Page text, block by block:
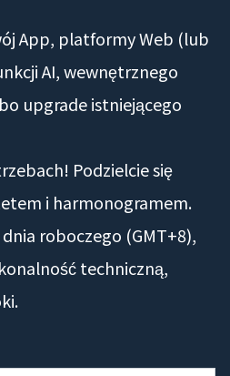
App, platformy Web (lub
AI, wewnętrznego
upgrade istniejącego
Podzielcie się
i harmonogramem.
roboczego (GMT+8),
techniczną,